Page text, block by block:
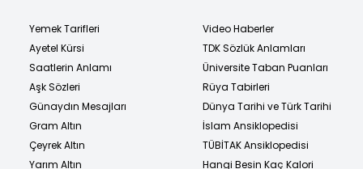
Yemek Tarifleri
Ayetel Kürsi
Saatlerin Anlamı
Aşk Sözleri
Günaydın Mesajları
Gram Altın
Çeyrek Altın
Yarım Altın
Video Haberler
TDK Sözlük Anlamları
Üniversite Taban Puanları
Rüya Tabirleri
Dünya Tarihi ve Türk Tarihi
İslam Ansiklopedisi
TÜBİTAK Ansiklopedisi
Hangi Besin Kaç Kalori